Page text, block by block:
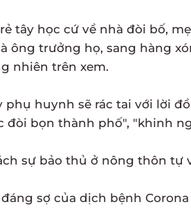
tây học cứ về nhà đòi bố,
ông trưởng họ, sang hàng
nhiên trên xem.
phụ huynh sẽ rác tai với lời
đòi bọn thành phố", "khinh
sự bảo thủ ở nông thôn tự
sợ của dịch bệnh